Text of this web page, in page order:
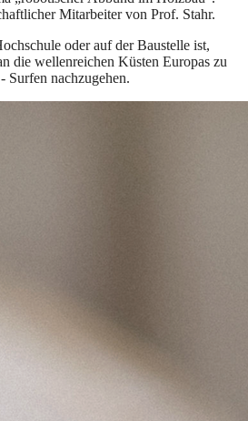
Mitarbeiter von Prof. Stahr.
oder auf der Baustelle ist,
die wellenreichen Küsten Europas zu
Surfen nachzugehen.